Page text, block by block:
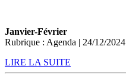
Janvier-Février
Rubrique : Agenda | 24/12/2024
LIRE LA SUITE